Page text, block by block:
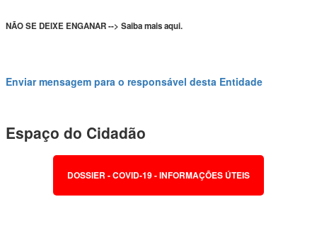
NÃO SE DEIXE ENGANAR --> Saiba mais aqui.
Enviar mensagem para o responsável desta Entidade
Espaço do Cidadão
DOSSIER - COVID-19 - INFORMAÇÕES ÚTEIS